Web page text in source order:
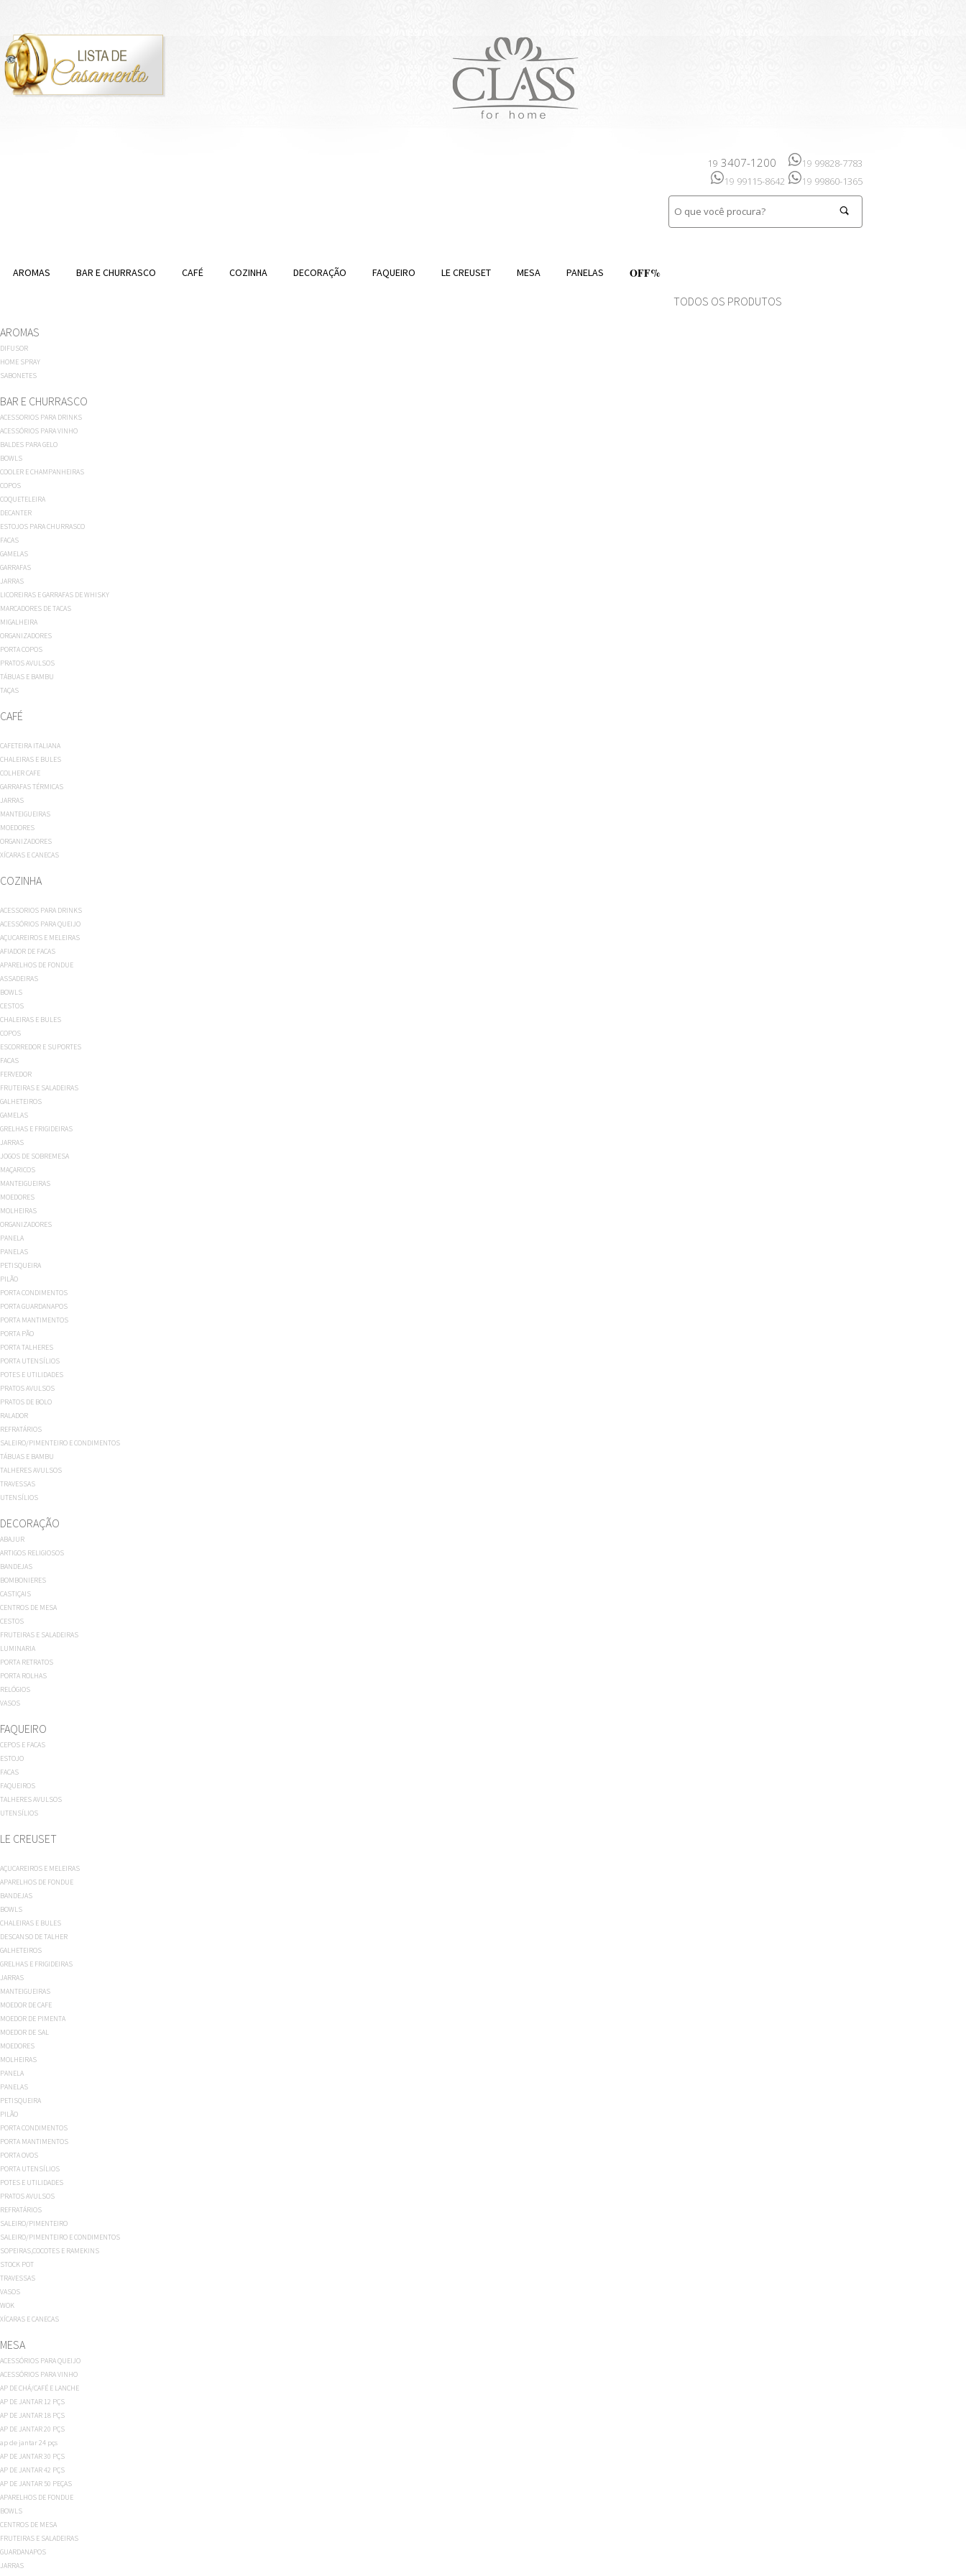
19 3407-1200 19 99828-7783
19 99115-8642 19 99860-1365
AROMAS BAR E CHURRASCO CAFÉ COZINHA DECORAÇÃO FAQUEIRO LE CREUSET MESA PANELAS OFF%
TODOS OS PRODUTOS
AROMAS
DIFUSOR
HOME SPRAY
SABONETES
BAR E CHURRASCO
ACESSORIOS PARA DRINKS
ACESSÓRIOS PARA VINHO
BALDES PARA GELO
BOWLS
COOLER E CHAMPANHEIRAS
COPOS
COQUETELEIRA
DECANTER
ESTOJOS PARA CHURRASCO
FACAS
GAMELAS
GARRAFAS
JARRAS
LICOREIRAS E GARRAFAS DE WHISKY
MARCADORES DE TACAS
MIGALHEIRA
ORGANIZADORES
PORTA COPOS
PRATOS AVULSOS
TÁBUAS E BAMBU
TAÇAS
CAFÉ
CAFETEIRA ITALIANA
CHALEIRAS E BULES
COLHER CAFE
GARRAFAS TÉRMICAS
JARRAS
MANTEIGUEIRAS
MOEDORES
ORGANIZADORES
XÍCARAS E CANECAS
COZINHA
ACESSORIOS PARA DRINKS
ACESSÓRIOS PARA QUEIJO
AÇUCAREIROS E MELEIRAS
AFIADOR DE FACAS
APARELHOS DE FONDUE
ASSADEIRAS
BOWLS
CESTOS
CHALEIRAS E BULES
COPOS
ESCORREDOR E SUPORTES
FACAS
FERVEDOR
FRUTEIRAS E SALADEIRAS
GALHETEIROS
GAMELAS
GRELHAS E FRIGIDEIRAS
JARRAS
JOGOS DE SOBREMESA
MAÇARICOS
MANTEIGUEIRAS
MOEDORES
MOLHEIRAS
ORGANIZADORES
PANELA
PANELAS
PETISQUEIRA
PILÃO
PORTA CONDIMENTOS
PORTA GUARDANAPOS
PORTA MANTIMENTOS
PORTA PÃO
PORTA TALHERES
PORTA UTENSÍLIOS
POTES E UTILIDADES
PRATOS AVULSOS
PRATOS DE BOLO
RALADOR
REFRATÁRIOS
SALEIRO/PIMENTEIRO E CONDIMENTOS
TÁBUAS E BAMBU
TALHERES AVULSOS
TRAVESSAS
UTENSÍLIOS
DECORAÇÃO
ABAJUR
ARTIGOS RELIGIOSOS
BANDEJAS
BOMBONIERES
CASTIÇAIS
CENTROS DE MESA
CESTOS
FRUTEIRAS E SALADEIRAS
LUMINARIA
PORTA RETRATOS
PORTA ROLHAS
RELÓGIOS
VASOS
FAQUEIRO
CEPOS E FACAS
ESTOJO
FACAS
FAQUEIROS
TALHERES AVULSOS
UTENSÍLIOS
LE CREUSET
AÇUCAREIROS E MELEIRAS
APARELHOS DE FONDUE
BANDEJAS
BOWLS
CHALEIRAS E BULES
DESCANSO DE TALHER
GALHETEIROS
GRELHAS E FRIGIDEIRAS
JARRAS
MANTEIGUEIRAS
MOEDOR DE CAFE
MOEDOR DE PIMENTA
MOEDOR DE SAL
MOEDORES
MOLHEIRAS
PANELA
PANELAS
PETISQUEIRA
PILÃO
PORTA CONDIMENTOS
PORTA MANTIMENTOS
PORTA OVOS
PORTA UTENSÍLIOS
POTES E UTILIDADES
PRATOS AVULSOS
REFRATÁRIOS
SALEIRO/PIMENTEIRO
SALEIRO/PIMENTEIRO E CONDIMENTOS
SOPEIRAS,COCOTES E RAMEKINS
STOCK POT
TRAVESSAS
VASOS
WOK
XÍCARAS E CANECAS
MESA
ACESSÓRIOS PARA QUEIJO
ACESSÓRIOS PARA VINHO
AP DE CHÁ/CAFÉ E LANCHE
AP DE JANTAR 12 PÇS
AP DE JANTAR 18 PÇS
AP DE JANTAR 20 PÇS
ap de jantar 24 pçs
AP DE JANTAR 30 PÇS
AP DE JANTAR 42 PÇS
AP DE JANTAR 50 PEÇAS
APARELHOS DE FONDUE
BOWLS
CENTROS DE MESA
FRUTEIRAS E SALADEIRAS
GUARDANAPOS
JARRAS